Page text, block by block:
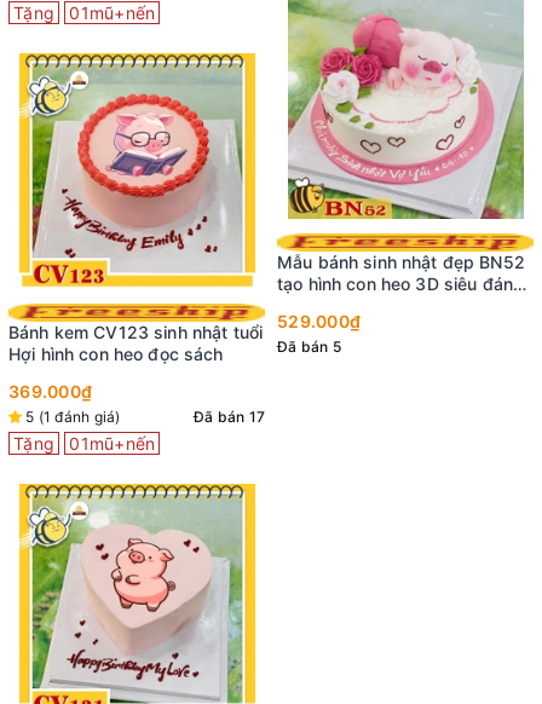
Tặng 01mũ+nến
Bánh kem CV123 sinh nhật tuổi
Hợi hình con heo đọc sách
369.000₫
5 (1 đánh giá) Đã bán 17
Tặng 01mũ+nến
Mẫu bánh sinh nhật đẹp BN52
tạo hình con heo 3D siêu đáng
529.000₫
Đã bán 5